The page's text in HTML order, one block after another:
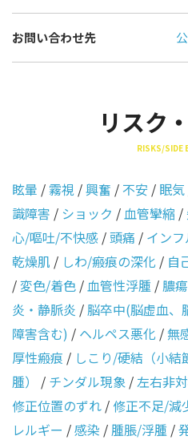
お問い合わせ先
リスク
RISKS/SIDE
眩暈 /霧視 /興奮 / 不安 / 眠気
識障害 / ショック /血管攣縮 /
心/嘔吐/不快感 /頭痛 / イン
乾燥肌 / しわ/瘢痕の深化 / 自
/変色/着色 /血管性浮腫 /膿瘍
炎・静脈炎 /脳卒中(脳虚血、
障害含む) / ヘルペス悪化 /無
厚性瘢痕 / しこり/硬結（小結
腫）
/ チンダル現象 /左右非
修正位置のずれ /修正不足/減
レルギー /感染 /腫脹/浮腫 /